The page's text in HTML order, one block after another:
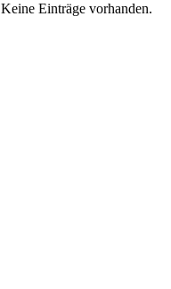
Keine Einträge vorhanden.